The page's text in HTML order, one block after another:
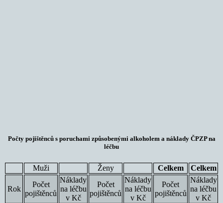
Počty pojištěnců s poruchami způsobenými alkoholem a náklady ČPZP na
léčbu
Muži Ženy Celkem Celkem
Rok
Počet
pojištěnců
Náklady
na léčbu
v Kč
Počet
pojištěnců
Náklady
na léčbu
v Kč
Počet
pojištěnců
Náklady
na léčbu
v Kč